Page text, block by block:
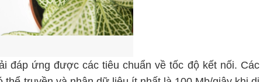
đáp ứng được các tiêu chuẩn về tốc độ kết nối. Các